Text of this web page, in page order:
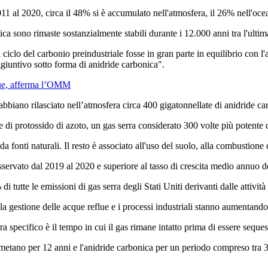
al 2020, circa il 48% si è accumulato nell'atmosfera, il 26%
sono rimaste sostanzialmente stabili durante i 12.000 anni tra
del carbonio preindustriale fosse in gran parte in equilibrio
sotto forma di anidride carbonica".
afferma l’OMM
rilasciato nell’atmosfera circa 400 gigatonnellate di anidride
protossido di azoto, un gas serra considerato 300 volte più
fonti naturali. Il resto è associato all'uso del suolo, alla
dal 2019 al 2020 e superiore al tasso di crescita medio
tutte le emissioni di gas serra degli Stati Uniti derivanti dalle attività
delle acque reflue e i processi industriali stanno
è il tempo in cui il gas rimane intatto prima di essere
per 12 anni e l'anidride carbonica per un periodo compreso tra